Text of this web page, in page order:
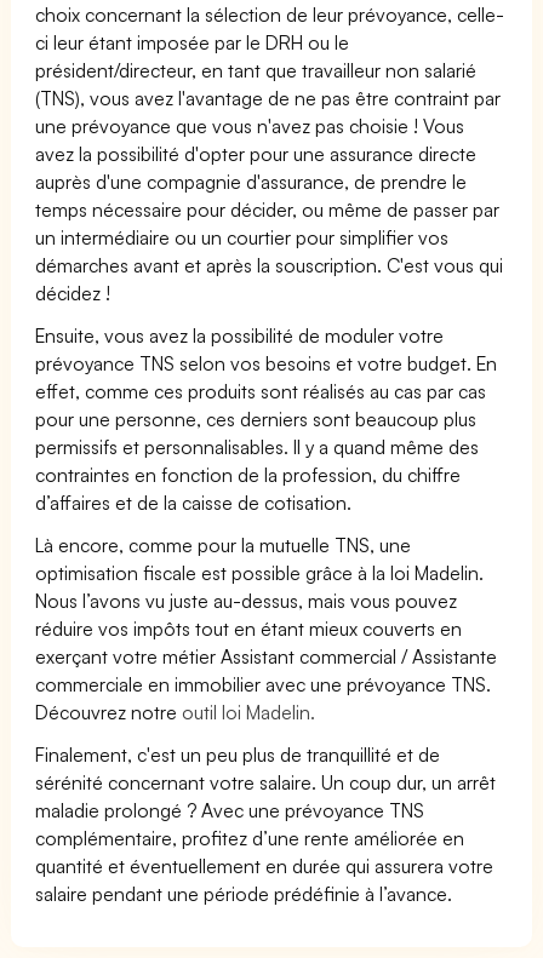
choix concernant la sélection de leur prévoyance, celle-
ci leur étant imposée par le DRH ou le
président/directeur, en tant que travailleur non salarié
(TNS), vous avez l'avantage de ne pas être contraint par
une prévoyance que vous n'avez pas choisie ! Vous
avez la possibilité d'opter pour une assurance directe
auprès d'une compagnie d'assurance, de prendre le
temps nécessaire pour décider, ou même de passer par
un intermédiaire ou un courtier pour simplifier vos
démarches avant et après la souscription. C'est vous qui
décidez !
Ensuite, vous avez la possibilité de moduler votre
prévoyance TNS selon vos besoins et votre budget. En
effet, comme ces produits sont réalisés au cas par cas
pour une personne, ces derniers sont beaucoup plus
permissifs et personnalisables. Il y a quand même des
contraintes en fonction de la profession, du chiffre
d’affaires et de la caisse de cotisation.
Là encore, comme pour la mutuelle TNS, une
optimisation fiscale est possible grâce à la loi Madelin.
Nous l’avons vu juste au-dessus, mais vous pouvez
réduire vos impôts tout en étant mieux couverts en
exerçant votre métier Assistant commercial / Assistante
commerciale en immobilier avec une prévoyance TNS.
Découvrez notre outil loi Madelin.
Finalement, c'est un peu plus de tranquillité et de
sérénité concernant votre salaire. Un coup dur, un arrêt
maladie prolongé ? Avec une prévoyance TNS
complémentaire, profitez d’une rente améliorée en
quantité et éventuellement en durée qui assurera votre
salaire pendant une période prédéfinie à l’avance.